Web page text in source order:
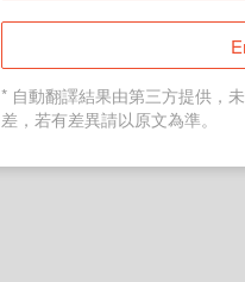
* 自動翻譯結果由第三方提供，
差，若有差異請以原文為準。